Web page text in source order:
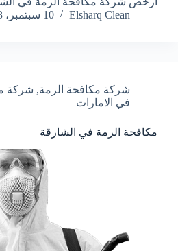
Elsharq Clean
10 سبتمبر، 2023
شركة مكافحة الرمة, شركة
في الامارات
مكافحة الرمة في الشارقة